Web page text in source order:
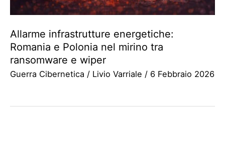
Allarme infrastrutture energetiche:
Romania e Polonia nel mirino tra
ransomware e wiper
Guerra Cibernetica / Livio Varriale / 6 Febbraio 2026